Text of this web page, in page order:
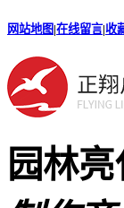
网站地图|在线留言|收
园林